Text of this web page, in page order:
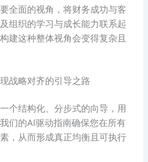
全面的视角，将财务成功与客
组织的学习与成长能力联系起
建这种整体视角会变得复杂且
战略对齐的引导之路
个结构化、分步式的向导，用
们的AI驱动指南确保您在所有
，从而形成真正均衡且可执行